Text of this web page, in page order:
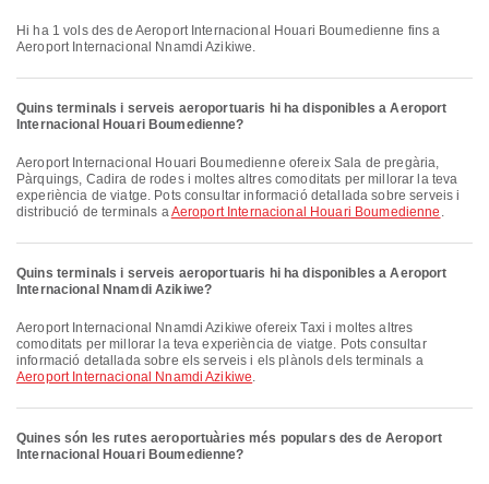
Hi ha 1 vols des de Aeroport Internacional Houari Boumedienne fins a
Aeroport Internacional Nnamdi Azikiwe.
Quins terminals i serveis aeroportuaris hi ha disponibles a Aeroport
Internacional Houari Boumedienne?
Aeroport Internacional Houari Boumedienne ofereix Sala de pregària,
Pàrquings, Cadira de rodes i moltes altres comoditats per millorar la teva
experiència de viatge. Pots consultar informació detallada sobre serveis i
distribució de terminals aAeroport Internacional Houari Boumedienne .
Quins terminals i serveis aeroportuaris hi ha disponibles a Aeroport
Internacional Nnamdi Azikiwe?
Aeroport Internacional Nnamdi Azikiwe ofereix Taxi i moltes altres
comoditats per millorar la teva experiència de viatge. Pots consultar
informació detallada sobre els serveis i els plànols dels terminals a
Aeroport Internacional Nnamdi Azikiwe.
Quines són les rutes aeroportuàries més populars des de Aeroport
Internacional Houari Boumedienne?